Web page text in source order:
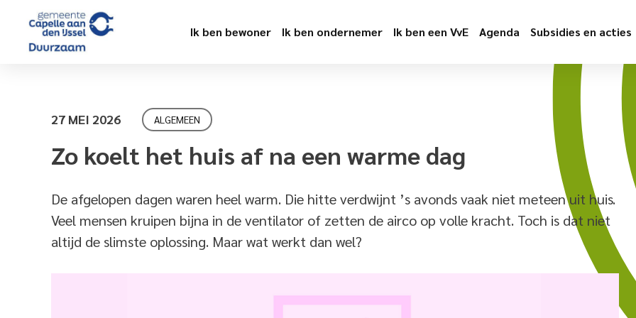
Ik ben bewoner Ik ben ondernemer Ik ben een VvE Agenda Subsidies en acties
27 MEI 2026 ALGEMEEN
Zo koelt het huis af na een warme dag
De afgelopen dagen waren heel warm. Die hitte verdwijnt ’s avonds vaak niet meteen uit huis.
Veel mensen kruipen bijna in de ventilator of zetten de airco op volle kracht. Toch is dat niet
altijd de slimste oplossing. Maar wat werkt dan wel?